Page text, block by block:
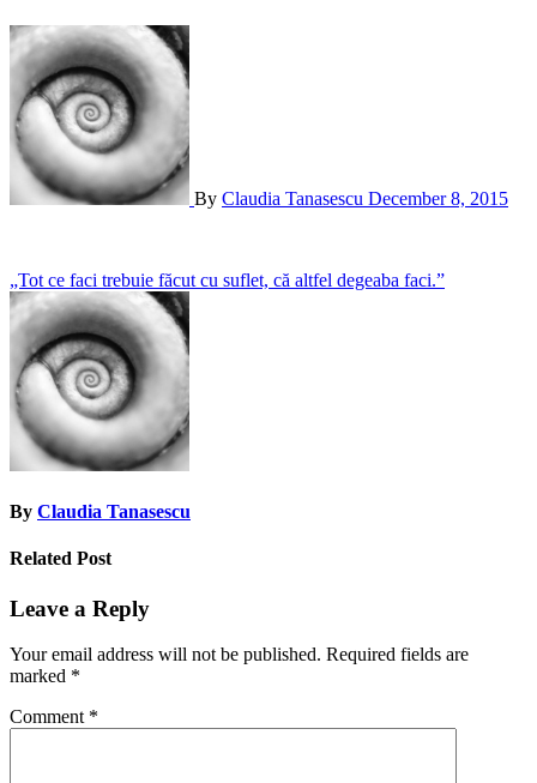
By Claudia Tanasescu December 8, 2015
Post
navigation
„Tot ce faci trebuie făcut cu suflet, că altfel degeaba faci.”
By Claudia Tanasescu
Related Post
Leave a Reply
Your email address will not be published. Required fields are
marked *
Comment *